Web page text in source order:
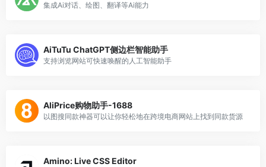
集成Ai对话、绘图、翻译等Ai能力
AiTuTu ChatGPT侧边栏智能助手
支持浏览网站可快速唤醒的人工智能助手
AliPrice购物助手-1688
以图搜同款神器可以让你轻松地在跨境电商网站上找到同款货源
Amino: Live CSS Editor